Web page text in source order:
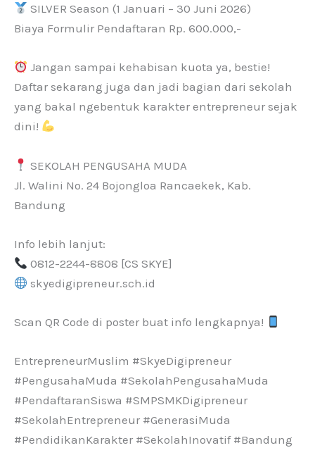
SILVER Season (1 Januari – 30 Juni 2026)
Biaya Formulir Pendaftaran Rp. 600.000,-
Jangan sampai kehabisan kuota ya, bestie!
Daftar sekarang juga dan jadi bagian dari sekolah
yang bakal ngebentuk karakter entrepreneur sejak
dini!
SEKOLAH PENGUSAHA MUDA
Jl. Walini No. 24 Bojongloa Rancaekek, Kab.
Bandung
Info lebih lanjut:
0812-2244-8808 [CS SKYE]
skyedigipreneur.sch.id
Scan QR Code di poster buat info lengkapnya!
EntrepreneurMuslim #SkyeDigipreneur
#PengusahaMuda #SekolahPengusahaMuda
#PendaftaranSiswa #SMPSMKDigipreneur
#SekolahEntrepreneur #GenerasiMuda
#PendidikanKarakter #SekolahInovatif #Bandung